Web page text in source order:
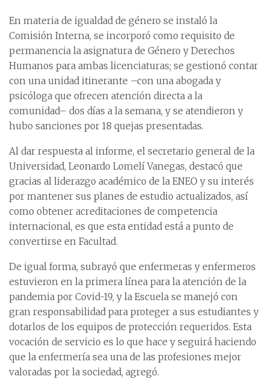
En materia de igualdad de género se instaló la
Comisión Interna, se incorporó como requisito de
permanencia la asignatura de Género y Derechos
Humanos para ambas licenciaturas; se gestionó contar
con una unidad itinerante –con una abogada y
psicóloga que ofrecen atención directa a la
comunidad– dos días a la semana, y se atendieron y
hubo sanciones por 18 quejas presentadas.
Al dar respuesta al informe, el secretario general de la
Universidad, Leonardo Lomelí Vanegas, destacó que
gracias al liderazgo académico de la ENEO y su interés
por mantener sus planes de estudio actualizados, así
como obtener acreditaciones de competencia
internacional, es que esta entidad está a punto de
convertirse en Facultad.
De igual forma, subrayó que enfermeras y enfermeros
estuvieron en la primera línea para la atención de la
pandemia por Covid-19, y la Escuela se manejó con
gran responsabilidad para proteger a sus estudiantes y
dotarlos de los equipos de protección requeridos. Esta
vocación de servicio es lo que hace y seguirá haciendo
que la enfermería sea una de las profesiones mejor
valoradas por la sociedad, agregó.